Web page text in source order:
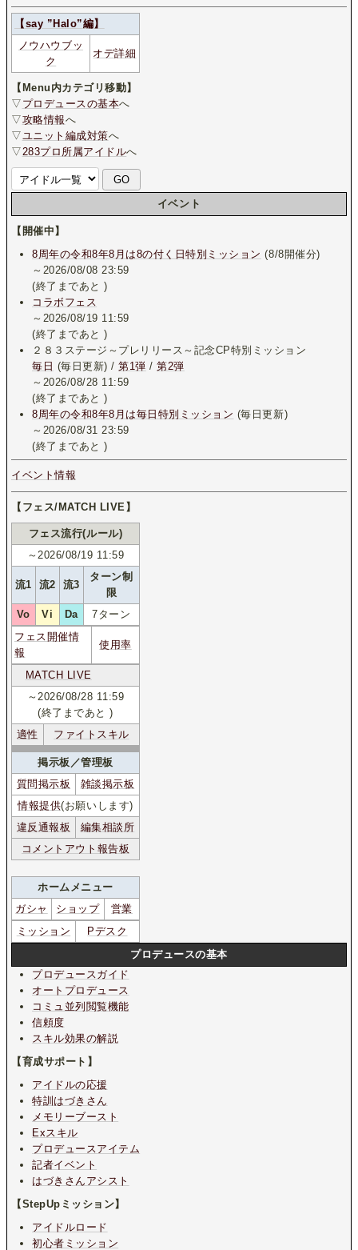
【say ”Halo”編】
ノウハウブッ
ク
オデ詳細
【Menu内カテゴリ移動】
▽ プロデュースの基本へ
▽攻略情報へ
▽ ユニット編成対策へ
▽ 283プロ所属アイドルへ
イベント
【開催中】
8周年の令和8年8月は8の付く日特別ミッション (8/8開催分)
～2026/08/08 23:59
(終了まであと)
コラボフェス
～2026/08/19 11:59
(終了まであと)
２８３ステージ～プレリリース～記念CP特別ミッション
毎日 (毎日更新) /第1弾 /第2弾
～2026/08/28 11:59
(終了まであと)
8周年の令和8年8月は毎日特別ミッション (毎日更新)
～2026/08/31 23:59
(終了まであと)
イベント情報
【フェス/MATCH LIVE】
フェス流行(ルール)
～2026/08/19 11:59
流1 流2 流3
ターン制
限
Vo
Vi Da
7ターン
フェス開催情
報
使用率
MATCH LIVE
適性 ファイトスキル
～2026/08/28 11:59
(終了まであと)
違反通報板
編集相談所
コメントアウト報告板
掲示板／管理板
質問掲示板
雑談掲示板
情報提供(お願いします)
ホームメニュー
ガシャ
ショップ
営業
ミッション
Pデスク
プロデュースの基本
プロデュースガイド
オートプロデュース
コミュ並列閲覧機能
信頼度
スキル効果の解説
【育成サポート】
アイドルの応援
特訓はづきさん
メモリーブースト
Exスキル
プロデュースアイテム
記者イベント
はづきさんアシスト
【StepUpミッション】
アイドルロード
初心者ミッション